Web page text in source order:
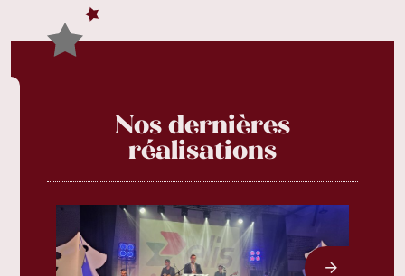
Nos dernières
réalisations